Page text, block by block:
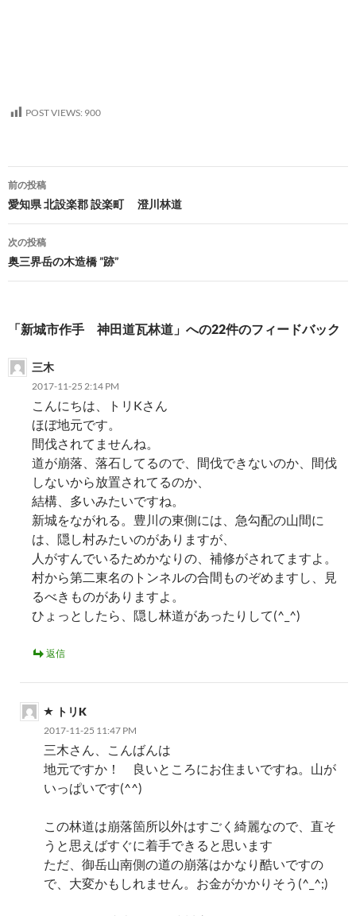
POST VIEWS: 900
投
稿
ナ
ビ
ー
ョ
前の投稿
愛知県 北設楽郡 設楽町 澄川林道
次の投稿
奥三界岳の木造橋 ”跡”
「新城市作手 神田道瓦林道」への22件のフィードバック
三木
2017-11-25 2:14 PM
こんにちは、トリKさん
ほぼ地元です。
間伐されてませんね。
道が崩落、落石してるので、間伐できないのか、間伐
しないから放置されてるのか、
結構、多いみたいですね。
新城をながれる。豊川の東側には、急勾配の山間に
は、隠し村みたいのがありますが、
人がすんでいるためかなりの、補修がされてますよ。
村から第二東名のトンネルの合間ものぞめますし、見
るべきものがありますよ。
ひょっとしたら、隠し林道があったりして(^_^)
返信
トリK
2017-11-25 11:47 PM
三木さん、こんばんは
地元ですか！ 良いところにお住まいですね。山が
いっぱいです(^^)
この林道は崩落箇所以外はすごく綺麗なので、直そ
うと思えばすぐに着手できると思います
ただ、御岳山南側の道の崩落はかなり酷いですの
で、大変かもしれません。お金がかかりそう(^_^;)